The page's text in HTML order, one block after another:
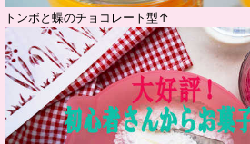
トンボと蝶のチョコレート型↑